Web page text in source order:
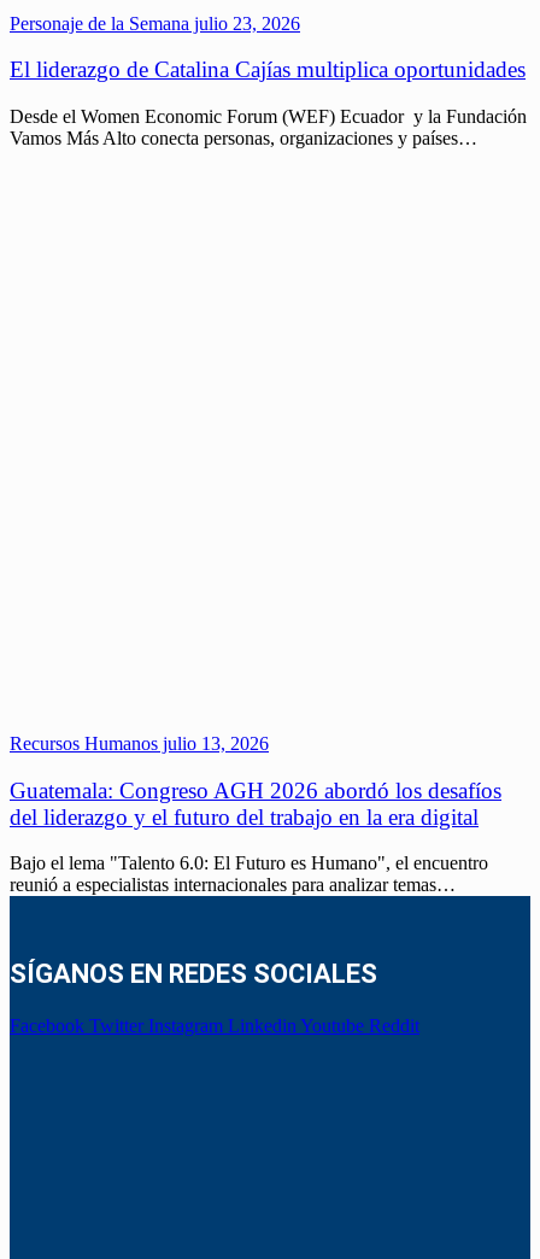
Personaje de la Semana julio 23, 2026
El liderazgo de Catalina Cajías multiplica oportunidades
Desde el Women Economic Forum (WEF) Ecuador y la Fundación
Vamos Más Alto conecta personas, organizaciones y países…
Recursos Humanos julio 13, 2026
Guatemala: Congreso AGH 2026 abordó los desafíos
del liderazgo y el futuro del trabajo en la era digital
Bajo el lema "Talento 6.0: El Futuro es Humano", el encuentro
reunió a especialistas internacionales para analizar temas…
SÍGANOS EN REDES SOCIALES
Facebook Twitter Instagram Linkedin Youtube Reddit